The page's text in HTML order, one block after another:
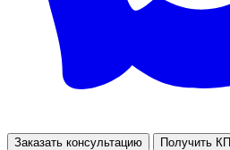
Заказать консультацию Получить КП